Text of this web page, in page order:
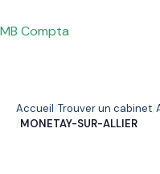
au
contenu
MB Compta
Accueil Trouver un cabinet
MONETAY-SUR-ALLIER